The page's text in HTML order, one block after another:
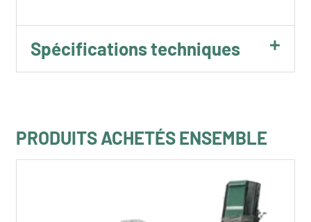
Spécifications techniques
PRODUITS ACHETÉS ENSEMBLE